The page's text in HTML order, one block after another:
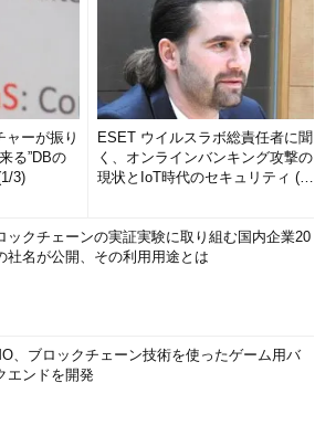
ャーが振り
る”DBの
3)
ESET ウイルスラボ総責任者に聞
く、オンラインバンキング攻撃の
現状とIoT時代のセキュリティ (1/
ックチェーンの実証実験に取り組む国内企業20
社名が公開、その利用用途とは
、ブロックチェーン技術を使ったゲーム用バ
エンドを開発